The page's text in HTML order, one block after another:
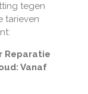
tegen
tarieven
Reparatie
Vanaf